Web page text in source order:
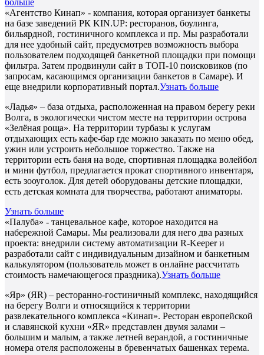
больше
«Агентство Кинап» - компания, которая организует банкеты
на базе заведений РК KIN.UP: ресторанов, боулинга,
бильярдной, гостиничного комплекса и пр. Мы разработали
для нее удобный сайт, предусмотрев возможность выбора
пользователем подходящей банкетной площадки при помощи
фильтра. Затем продвинули сайт в ТОП-10 поисковиков (по
запросам, касающимся организации банкетов в Самаре). И
еще внедрили корпоративный портал.Узнать больше
«Ладья» – база отдыха, расположенная на правом берегу реки
Волга, в экологически чистом месте на территории острова
«Зелёная роща». На территории турбазы к услугам
отдыхающих есть кафе-бар где можно заказать по меню обед,
ужин или устроить небольшое торжество. Также на
территории есть баня на воде, спортивная площадка волейбол
и мини футбол, предлагается прокат спортивного инвентаря,
есть зооуголок. Для детей оборудованы детские площадки,
есть детская комната для творчества, работают аниматоры.
Узнать больше
«Палуба» - танцевальное кафе, которое находится на
набережной Самары. Мы реализовали для него два разных
проекта: внедрили систему автоматизации R-Keeper и
разработали сайт с индивидуальным дизайном и банкетным
калькулятором (пользователь может в онлайне рассчитать
стоимость намечающегося праздника).Узнать больше
«Яр» (ЯR) – ресторанно-гостиничный комплекс, находящийся
на берегу Волги и относящийся к территории
развлекательного комплекса «Кинап». Ресторан европейской
и славянской кухни «ЯR» представлен двумя залами –
большим и малым, а также летней верандой, а гостиничные
номера отеля расположены в бревенчатых башенках терема.